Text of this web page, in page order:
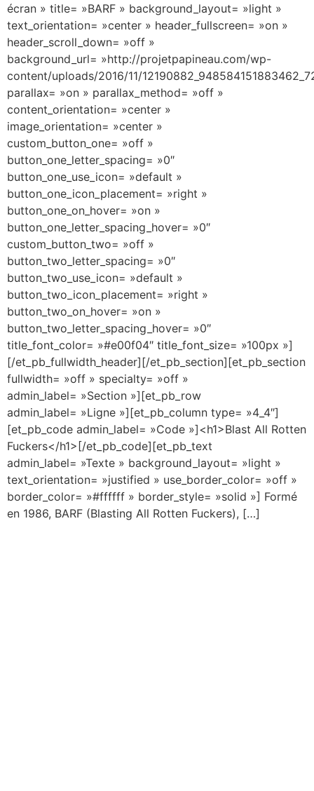
écran » title= »BARF » background_layout= »light »
text_orientation= »center » header_fullscreen= »on »
header_scroll_down= »off »
background_url= »http://projetpapineau.com/wp-
content/uploads/2016/11/
parallax= »on » parallax_method= »off »
content_orientation= »center »
image_orientation= »center »
custom_button_one= »off »
button_one_letter_spacing= »0″
button_one_use_icon= »default »
button_one_icon_placement= »right »
button_one_on_hover= »on »
button_one_letter_spacing_hover= »0″
custom_button_two= »off »
button_two_letter_spacing= »0″
button_two_use_icon= »default »
button_two_icon_placement= »right »
button_two_on_hover= »on »
button_two_letter_spacing_hover= »0″
title_font_color= »#e00f04″ title_font_size= »100px »]
[/et_pb_fullwidth_header][/et_pb_section][et_pb_section
fullwidth= »off » specialty= »off »
admin_label= »Section »][et_pb_row
admin_label= »Ligne »][et_pb_column type= »4_4″]
[et_pb_code admin_label= »Code »]<h1>Blast All Rotten
Fuckers</h1>[/et_pb_code][et_pb_text
admin_label= »Texte » background_layout= »light »
text_orientation= »justified » use_border_color= »off »
border_color= »#ffffff » border_style= »solid »] Formé
en 1986, BARF (Blasting All Rotten Fuckers), […]